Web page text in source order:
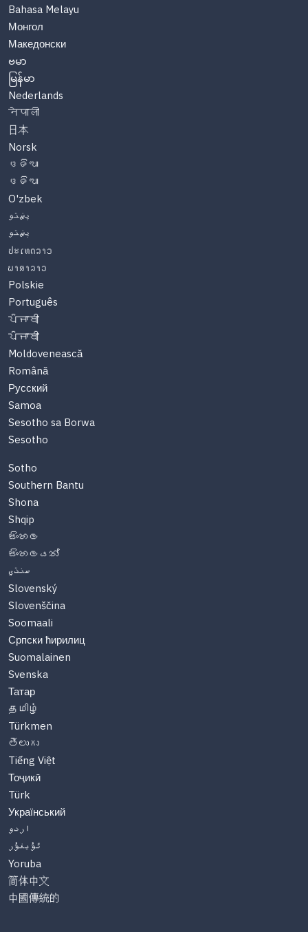
Bahasa Melayu
Монгол
Македонски
ဗမာ
မြန်မာ
Nederlands
नेपाली
日本
Norsk
ଓଡିଆ
ଓଡିଆ
O'zbek
پښتو
پښتو
ປະເທດລາວ
ພາສາລາວ
Polskie
Português
ਪੰਜਾਬੀ
ਪੰਜਾਬੀ
Moldovenească
Română
Русский
Samoa
Sesotho sa Borwa
Sesotho
Sotho
Southern Bantu
Shona
Shqip
සිංහල
සිංහලයන්
سنڌي
Slovenský
Slovenščina
Soomaali
Српски ћирилиц
Suomalainen
Svenska
Татар
தமிழ்
Türkmen
తెలుగు
Tiếng Việt
Тоҷикӣ
Türk
Український
اردو
ئۇيغۇر
Yoruba
简体中文
中國傳統的